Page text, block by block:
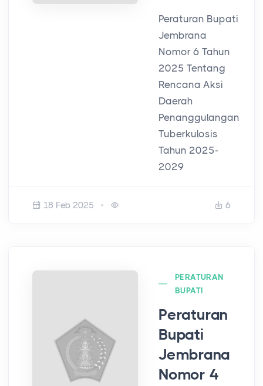
Peraturan Bupati
Jembrana
Nomor 6 Tahun
2025 Tentang
Rencana Aksi
Daerah
Penanggulangan
Tuberkulosis
Tahun 2025-
2029
18 Feb 2025 6
PERATURAN
BUPATI
Peraturan
Bupati
Jembrana
Nomor 4